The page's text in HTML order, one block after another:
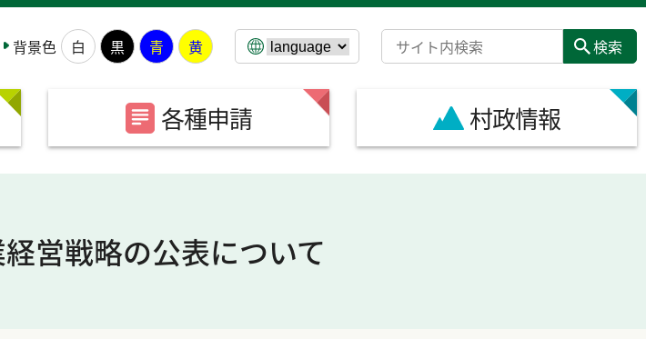
背景色 白 黒 青 黄
各種申請 村政情報
営戦略の公表について